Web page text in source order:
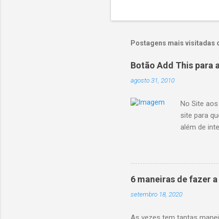
Postagens mais visitadas
Botão Add This para
agosto 31, 2010
No Site
site para
além de
acesse o
e integre
nesse
6 maneiras de fazer
setembro 18, 2020